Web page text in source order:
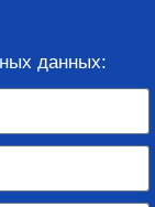
данных: